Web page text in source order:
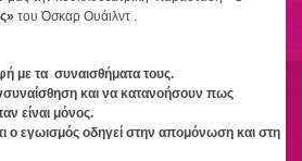
του Όσκαρ Ουάιλντ .
με τα συναισθήματα τους.
και να κατανοήσουν πως
είναι μόνος.
ο εγωισμός οδηγεί στην απομόνωση και στη